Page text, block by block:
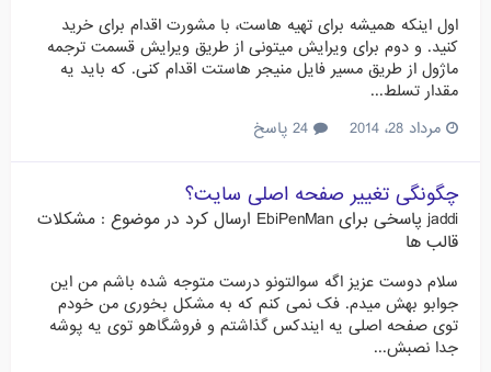
اول اینکه همیشه برای تهیه هاست، با مشورت اقدام برای خرید
کنید. و دوم برای ویرایش میتونی از طریق ویرایش قسمت ترجمه
ماژول از طریق مسیر فایل منیجر هاستت اقدام کنی. که باید یه
مقدار تسلط...
مرداد 28، 2014
چگونگی تغییر صفحه اصلی سایت؟
jaddiپاسخی برای EbiPenMan ارسال کرد در موضوع : مشکلات
قالب ها
سلام دوست عزیز اگه سوالتونو درست متوجه شده باشم من این
جوابو بهش میدم. فک نمی کنم که به مشکل بخوری من خودم
توی صفحه اصلی یه ایندکس گذاشتم و فروشگاهو توی یه پوشه
جدا نصبش...